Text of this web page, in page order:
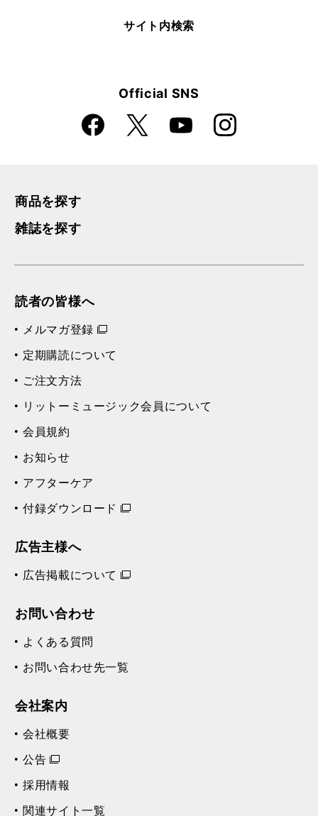
サイト内検索
Official SNS
Faceboo
k
X YouTube Instagra
m
商品を探す
雑誌を探す
読者の皆様へ
メルマガ登録
定期購読について
ご注文方法
リットーミュージック会員について
会員規約
お知らせ
アフターケア
付録ダウンロード
広告主様へ
広告掲載について
お問い合わせ
よくある質問
お問い合わせ先一覧
会社案内
会社概要
公告
採用情報
関連サイト一覧